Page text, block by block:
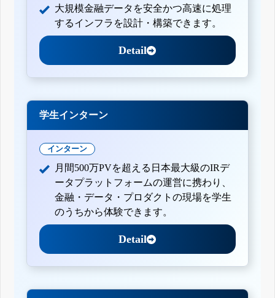
大規模金融データを安全かつ高速に処理
するインフラを設計・構築できます。
Detail
学生インターン
インターン
月間500万PVを超える日本最大級のIRデ
ータプラットフォームの運営に携わり、
金融・データ・プロダクトの現場を学生
のうちから体験できます。
Detail